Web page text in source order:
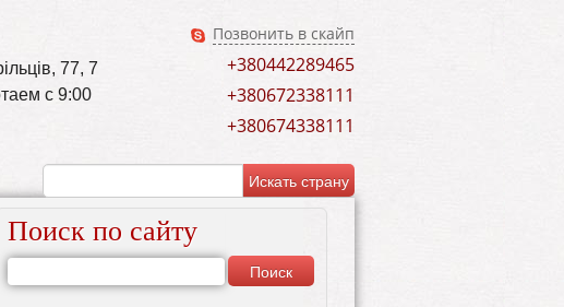
77, 7
с 9:00
Позвонить в скайп
+380442289465
+380672338111
+380674338111
Поиск по сайту